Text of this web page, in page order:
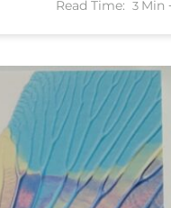
Read Time: 3 Min